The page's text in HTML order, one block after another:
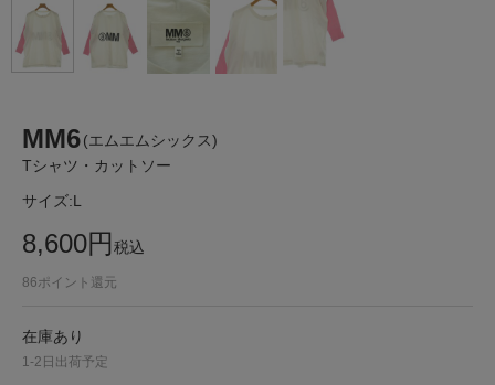
MM6(エムエムシックス)
Tシャツ・カットソー
サイズ:L
8,600円税込
86ポイント還元
在庫あり
1-2日出荷予定